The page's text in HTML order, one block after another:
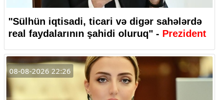
"Sülhün iqtisadi, ticari və digər sahələrdə
real faydalarının şahidi oluruq" - Prezident
08-08-2026 22:26